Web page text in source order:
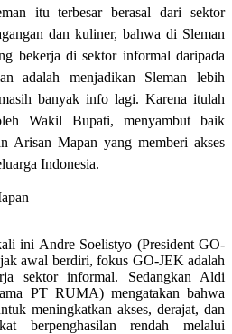
itu terbesar berasal dari sektor
dan kuliner, bahwa di Sleman
bekerja di sektor informal daripada
adalah menjadikan Sleman lebih
banyak info lagi. Karena itulah
Wakil Bupati, menyambut baik
Arisan Mapan yang memberi akses
Indonesia.
ini Andre Soelistyo (President GO-
awal berdiri, fokus GO-JEK adalah
sektor informal. Sedangkan Aldi
PT RUMA) mengatakan bahwa
meningkatkan akses, derajat, dan
berpenghasilan rendah melalui